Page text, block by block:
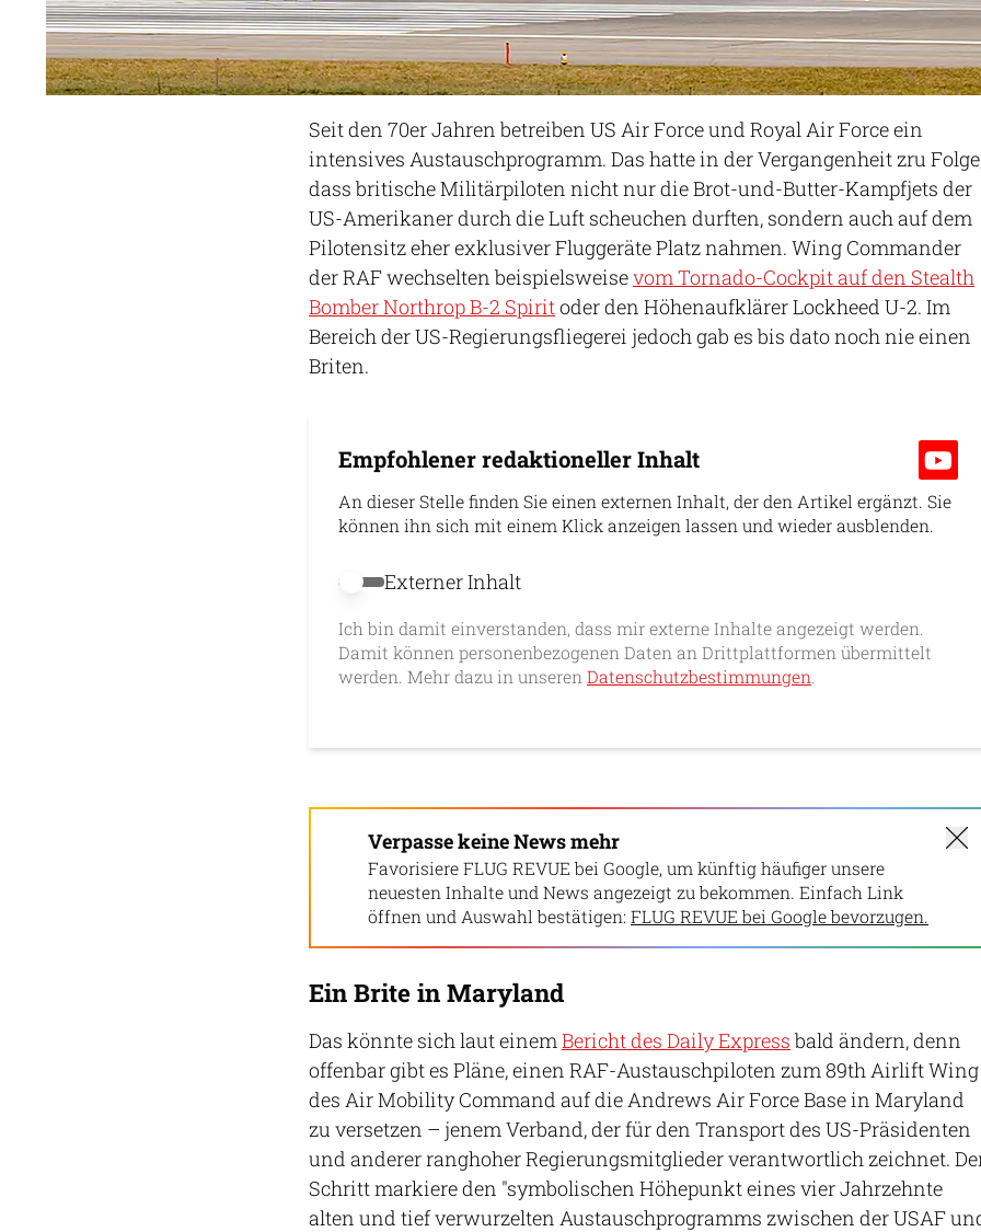
Seit den 70er Jahren betreiben US Air Force und Royal Air Force ein
intensives Austauschprogramm. Das hatte in der Vergangenheit zru
dass britische Militärpiloten nicht nur die Brot-und-Butter-Kampfjets der
US-Amerikaner durch die Luft scheuchen durften, sondern auch auf dem
Pilotensitz eher exklusiver Fluggeräte Platz nahmen. Wing Commander
der RAF wechselten beispielsweisevom Tornado-Cockpit auf den Stealth
Bomber Northrop B-2 Spiritoder den Höhenaufklärer Lockheed U-2. Im
Bereich der US-Regierungsfliegerei jedoch gab es bis dato noch nie einen
Briten.
Empfohlener redaktioneller Inhalt
An dieser Stelle finden Sie einen externen Inhalt, der den Artikel ergänzt. Sie
können ihn sich mit einem Klick anzeigen lassen und wieder ausblenden.
Externer Inhalt erlauben
Externer Inhalt
Ich bin damit einverstanden, dass mir externe Inhalte angezeigt werden.
Damit können personenbezogenen Daten an Drittplattformen übermittelt
werden. Mehr dazu in unseren Datenschutzbestimmungen.
Verpasse keine News mehr
Favorisiere FLUG REVUE bei Google, um künftig häufiger unsere
neuesten Inhalte und News angezeigt zu bekommen. Einfach Link
öffnen und Auswahl bestätigen: FLUG REVUE bei Google bevorzugen.
Ein Brite in Maryland
Das könnte sich laut einem Bericht des Daily Express bald ändern, denn
offenbar gibt es Pläne, einen RAF-Austauschpiloten zum 89th Airlift Wing
des Air Mobility Command auf die Andrews Air Force Base in Maryland
zu versetzen – jenem Verband, der für den Transport des US-Präsidenten
und anderer ranghoher Regierungsmitglieder verantwortlich zeichnet.
Schritt markiere den "symbolischen Höhepunkt eines vier Jahrzehnte
alten und tief verwurzelten Austauschprogramms zwischen der USAF